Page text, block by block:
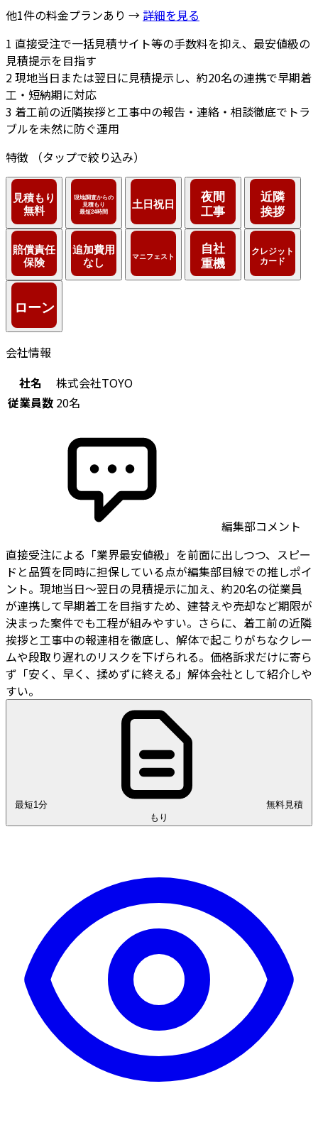
他1件の料金プランあり → 詳細を見る
1 直接受注で一括見積サイト等の手数料を抑え、最安値級の
見積提示を目指す
2現地当日または翌日に見積提示し、約20名の連携で早期着
工・短納期に対応
3 着工前の近隣挨拶と工事中の報告・連絡・相談徹底でトラ
ブルを未然に防ぐ運用
特徴
（タップで絞り込み）
会社情報
社名
株式会社TOYO
従業員数 20名
編集部コメント
直接受注による「業界最安値級」を前面に出しつつ、スピー
ドと品質を同時に担保している点が編集部目線での推しポイ
ント。現地当日〜翌日の見積提示に加え、約20名の従業員
が連携して早期着工を目指すため、建替えや売却など期限が
決まった案件でも工程が組みやすい。さらに、着工前の近隣
挨拶と工事中の報連相を徹底し、解体で起こりがちなクレー
ムや段取り遅れのリスクを下げられる。価格訴求だけに寄ら
ず「安く、早く、揉めずに終える」解体会社として紹介しや
すい。
最短1分
もり